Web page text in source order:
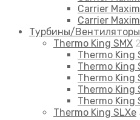
Carrier
Carrier
Турбины/Вентиляторы
Thermo King SMX 2
Thermo King
Thermo King
Thermo King
Thermo King
Thermo King
Thermo King SLXe